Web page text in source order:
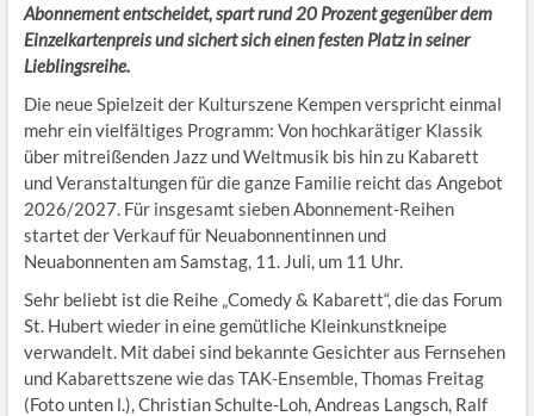
Abonnement entscheidet, spart rund 20 Prozent gegenüber dem
Einzelkartenpreis und sichert sich einen festen Platz in seiner
Lieblingsreihe.
Die neue Spielzeit der Kulturszene Kempen verspricht einmal
mehr ein vielfältiges Programm: Von hochkarätiger Klassik
über mitreißenden Jazz und Weltmusik bis hin zu Kabarett
und Veranstaltungen für die ganze Familie reicht das Angebot
2026/2027. Für insgesamt sieben Abonnement-Reihen
startet der Verkauf für Neuabonnentinnen und
Neuabonnenten am Samstag, 11. Juli, um 11 Uhr.
Sehr beliebt ist die Reihe „Comedy & Kabarett“, die das Forum
St. Hubert wieder in eine gemütliche Kleinkunstkneipe
verwandelt. Mit dabei sind bekannte Gesichter aus Fernsehen
und Kabarettszene wie das TAK-Ensemble, Thomas Freitag
(Foto unten l.), Christian Schulte-Loh, Andreas Langsch, Ralf